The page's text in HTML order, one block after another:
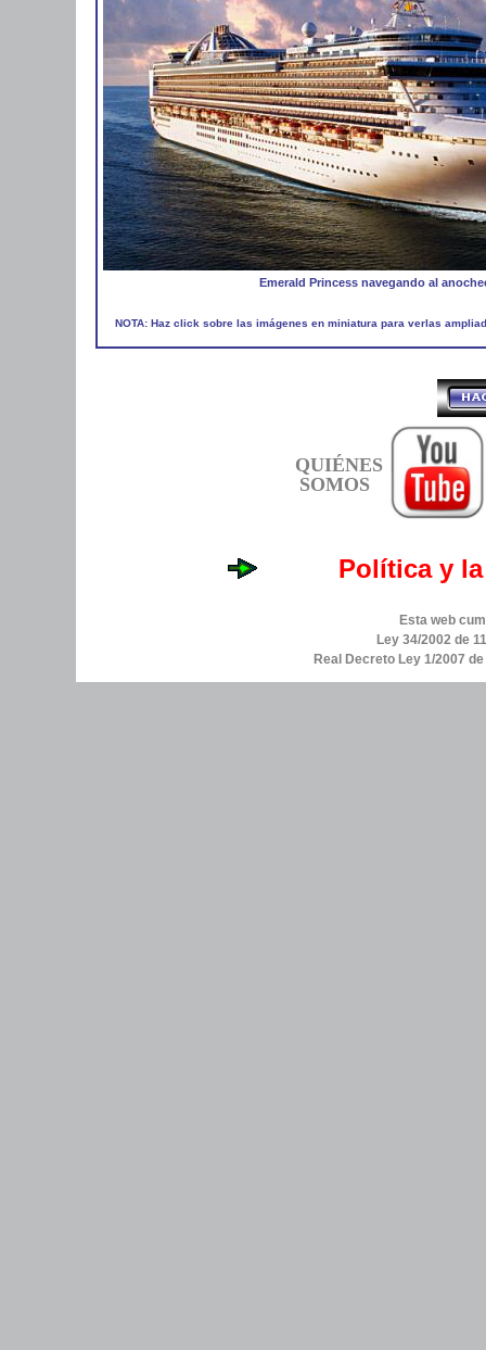
Emerald Princess navegando al
NOTA: Haz click sobre las imágenes en miniatura para verlas
QUIÉNES
SOMOS
Política y
Esta web
Ley 34/2002 de
Real Decreto Ley 1/2007